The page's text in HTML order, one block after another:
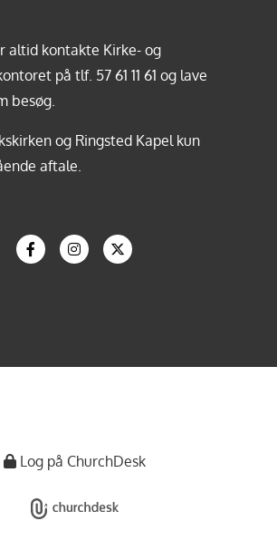
altid kontakte Kirke- og
på tlf. 57 61 11 61 og lave
besøg.
og Ringsted Kapel kun
aftale.
Log på ChurchDesk